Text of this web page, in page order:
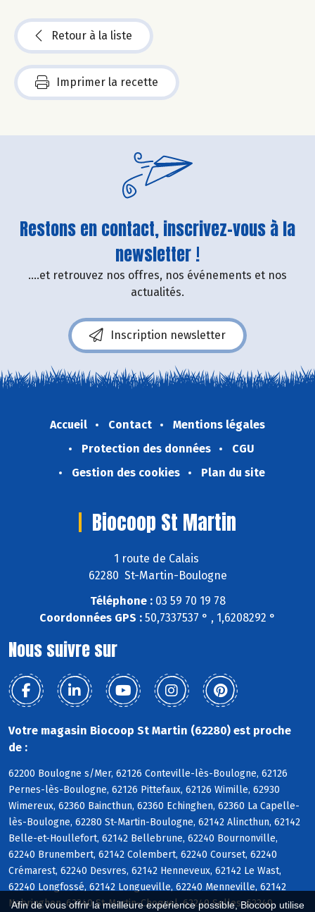
Afin de vous offrir la meilleure expérience possible, Biocoop utilise
Retour à la liste
Imprimer la recette
Restons en contact, inscrivez-vous à la
newsletter !
....et retrouvez nos offres, nos événements et nos
actualités.
Inscription newsletter
Accueil Contact
Mentions légales
Protection des données
CGU
Gestion des cookies
Plan du site
Biocoop St Martin
1 route de Calais
62280 St-Martin-Boulogne
Téléphone :03 59 70 19 78
Coordonnées GPS : 50,7337537 ° , 1,6208292 °
Nous suivre sur
Votre magasin Biocoop St Martin (62280) est proche
de :
62200 Boulogne s/Mer, 62126 Conteville-lès-Boulogne, 62126
Pernes-lès-Boulogne, 62126 Pittefaux, 62126 Wimille, 62930
Wimereux, 62360 Baincthun, 62360 Echinghen, 62360 La Capelle-
lès-Boulogne, 62280 St-Martin-Boulogne, 62142 Alincthun, 62142
Belle-et-Houllefort, 62142 Bellebrune, 62240 Bournonville,
62240 Brunembert, 62142 Colembert, 62240 Courset, 62240
Crémarest, 62240 Desvres, 62142 Henneveux, 62142 Le Wast,
62240 Longfossé, 62142 Longueville, 62240 Menneville, 62142
Nabringhen, 62240 St-Martin-Choquel, 62240 Selles, 62240